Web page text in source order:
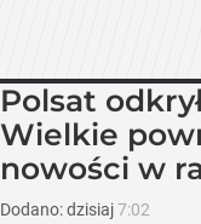
Polsat
Wielkie
nowości w
Dodano:dzisiaj7:02